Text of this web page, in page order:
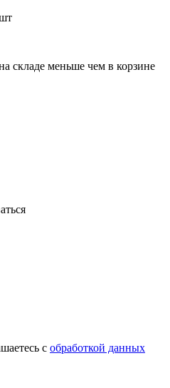
складе меньше чем в корзине
с обработкой данных